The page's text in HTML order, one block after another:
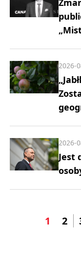
2026-
Jest
2026-
1 2